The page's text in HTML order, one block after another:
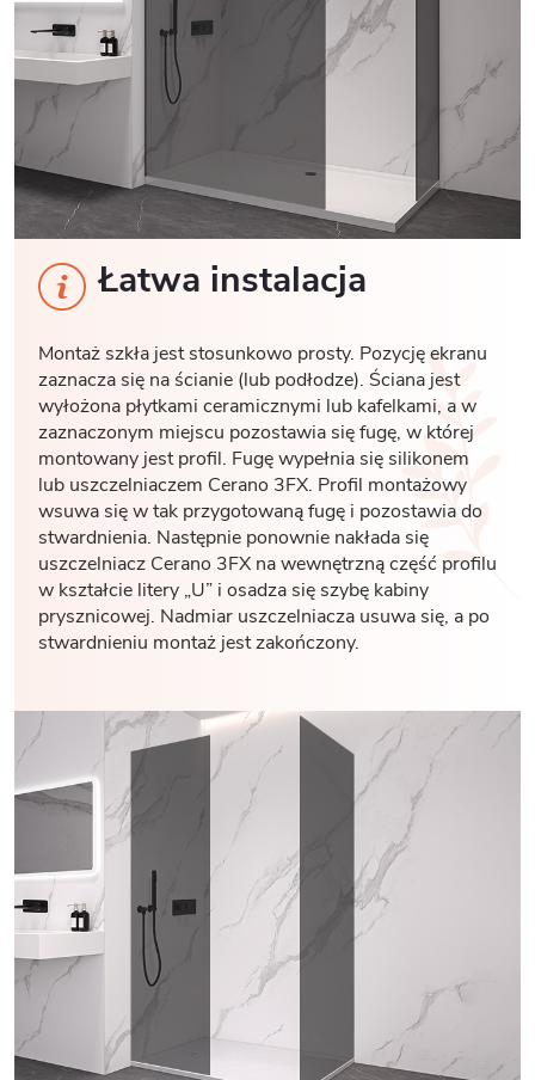
Łatwa instalacja
Montaż szkła jest stosunkowo prosty. Pozycję ekranu
zaznacza się na ścianie (lub podłodze). Ściana jest
wyłożona płytkami ceramicznymi lub kafelkami, a w
zaznaczonym miejscu pozostawia się fugę, w której
montowany jest profil. Fugę wypełnia się silikonem
lub uszczelniaczem Cerano 3FX. Profil montażowy
wsuwa się w tak przygotowaną fugę i pozostawia do
stwardnienia. Następnie ponownie nakłada się
uszczelniacz Cerano 3FX na wewnętrzną część profilu
w kształcie litery „U” i osadza się szybę kabiny
prysznicowej. Nadmiar uszczelniacza usuwa się, a po
stwardnieniu montaż jest zakończony.